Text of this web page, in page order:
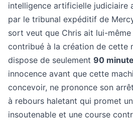
intelligence artificielle judiciaire
par le tribunal expéditif de
sort veut que Chris ait lui-même
contribué à la création de cette
dispose de seulement 90
innocence avant que cette
concevoir, ne prononce son
à rebours haletant qui promet
insoutenable et une course